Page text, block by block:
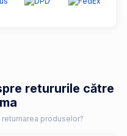
retururile către
produselor?